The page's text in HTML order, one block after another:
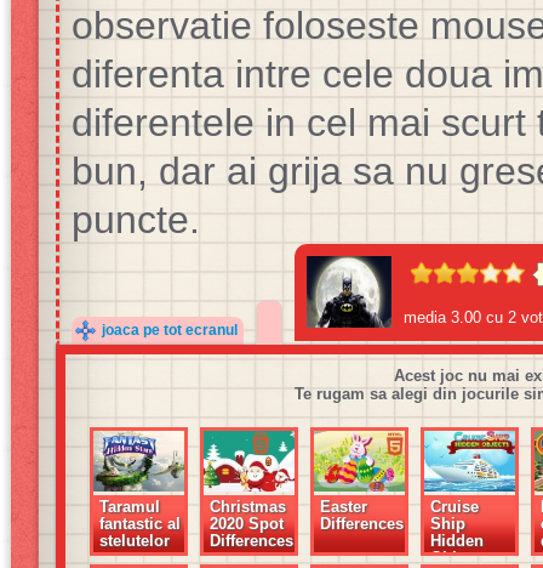
observatie foloseste
diferenta intre cele doua
diferentele in cel mai
bun, dar ai grija sa nu
puncte.
joaca pe tot ecranul
media 3.00 cu 2
Acest joc nu mai
Te rugam sa alegi din jocurile
Taramul
fantastic al
stelutelor
Christmas
2020 Spot
Differences
Easter
Differences
Cruise
Ship
Hidden
Objects